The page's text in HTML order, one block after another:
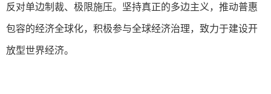
反对单边制裁、极限施压。坚持真正的多边主义，推动普惠
包容的经济全球化，积极参与全球经济治理，致力于建设开
放型世界经济。